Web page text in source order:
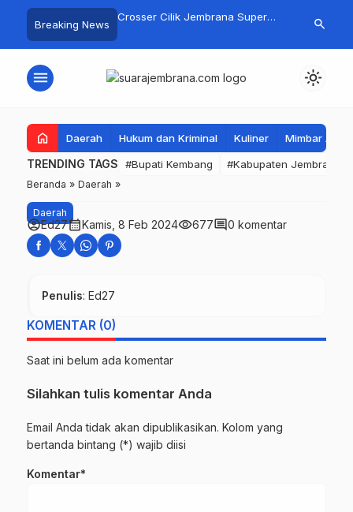
Breaking News
Tenggelam di
Pengambengan
Crosser Cilik Jembrana Super
Motocross 50cc
Jembrana
Mustika Rasa
search
menu light_mode
home Daerah Hukum dan Kriminal Kuliner Mimbar
TRENDING TAGS #Bupati Kembang #Kabupaten Jembrana
Beranda » Daerah »
Daerah
account_circleEd27calendar_monthKamis, 8 Feb 2024visibility677comment0 komentar
Penulis: Ed27
KOMENTAR (0)
Saat ini belum ada komentar
Silahkan tulis komentar Anda
Email Anda tidak akan dipublikasikan. Kolom yang
bertanda bintang (*) wajib diisi
Komentar*